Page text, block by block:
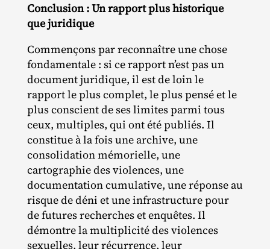
Conclusion : Un rapport plus historique
que juridique
Commençons par reconnaître une chose
fondamentale : si ce rapport n’est pas un
document juridique, il est de loin le
rapport le plus complet, le plus pensé et le
plus conscient de ses limites parmi tous
ceux, multiples, qui ont été publiés. Il
constitue à la fois une archive, une
consolidation mémorielle, une
cartographie des violences, une
documentation cumulative, une réponse au
risque de déni et une infrastructure pour
de futures recherches et enquêtes. Il
démontre la multiplicité des violences
sexuelles, leur récurrence, leur